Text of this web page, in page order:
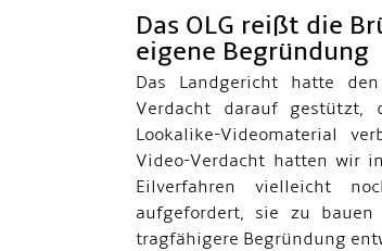
Das OLG reißt die
eigene Begründung
Das Landgericht hatte
Verdacht darauf gestützt,
Lookalike-Videomaterial
Video-Verdacht hatten wir
Eilverfahren vielleicht
aufgefordert, sie zu
tragfähigere Begründung